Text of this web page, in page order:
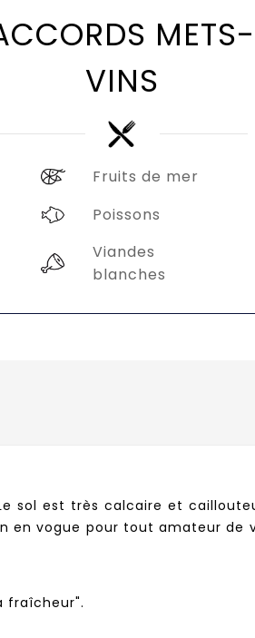
METS-
VINS
Fruits de mer
Poissons
Viandes
blanches
sol est très calcaire et
en vogue pour tout amateur de
fraîcheur".